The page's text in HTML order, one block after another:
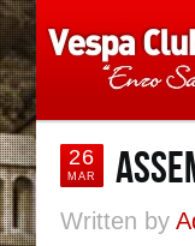
26
MAR
Written by